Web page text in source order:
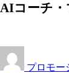
AIコーチ・
プロモー